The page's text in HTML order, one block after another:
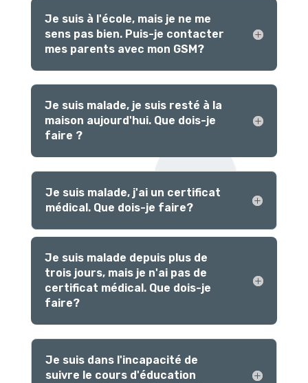
Je suis à l'école, mais je ne me
sens pas bien. Puis-je contacter
mes parents avec mon GSM?
Je suis malade, je suis resté à la
maison aujourd'hui. Que dois-je
faire ?
Je suis malade, j'ai un certificat
médical. Que dois-je faire?
Je suis malade depuis plus de
trois jours, mais je n'ai pas de
certificat médical. Que dois-je
faire?
Je suis dans l'incapacité de
suivre le cours d'éducation